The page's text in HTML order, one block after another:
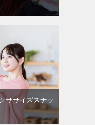
ササイズスナッ